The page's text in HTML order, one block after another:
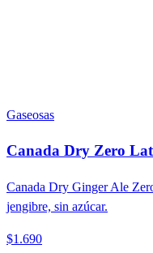
Gaseosas
Canada Dry Zero
Canada Dry Ginger Ale
jengibre, sin azúcar.
$1.690